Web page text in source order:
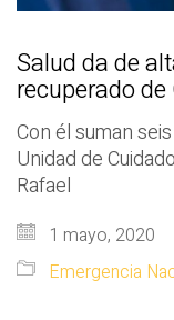
Salud da de
recuperado
Con él suman
Unidad de
Rafael
1 mayo, 2020
Emergencia